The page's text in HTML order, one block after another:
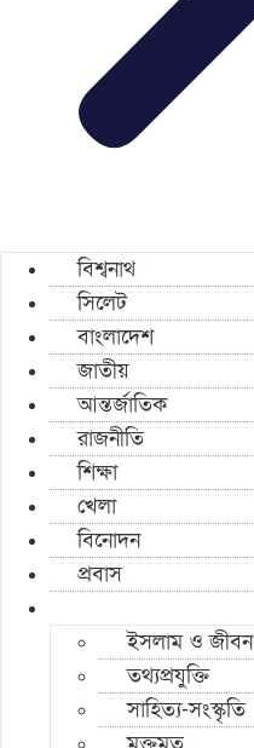
বিশ্বনাথ
সিলেট
বাংলাদেশ
জাতীয়
আন্তর্জাতিক
রাজনীতি
শিক্ষা
খেলা
বিনোদন
প্রবাস
ইসলাম ও জীবন
তথ্যপ্রযুক্তি
সাহিত্য-সংস্কৃতি